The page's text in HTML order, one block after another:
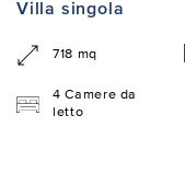
Villa singola
718 mq
4 Camere da
letto